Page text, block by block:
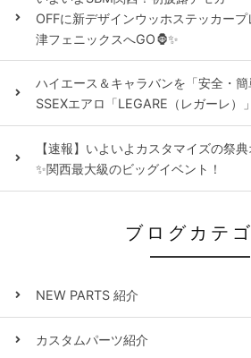
OFFに新デザインウッホステッカー
津フェニックスへGO🦍✨
ハイエース＆キャラバンを「安全・
SSEXエアロ「LEGARE（レガーレ）
【速報】いよいよカスタマイズの祭
✨関西最大級のビッグイベント！
ブログカテゴ
NEW PARTS 紹介
カスタムパーツ紹介